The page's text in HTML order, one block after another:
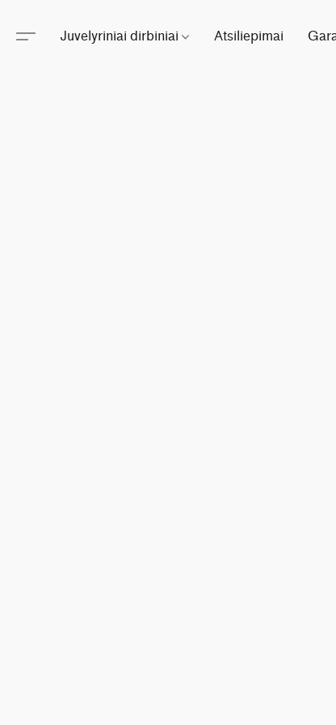
Juvelyriniai dirbiniai Atsiliepimai